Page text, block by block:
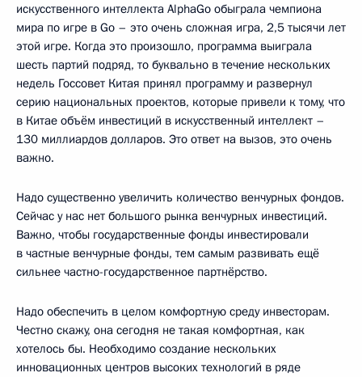
искусственного интеллекта AlphaGo обыграла чемпиона
мира по игре в Go – это очень сложная игра, 2,5 тысячи лет
этой игре. Когда это произошло, программа выиграла
шесть партий подряд, то буквально в течение нескольких
недель Госсовет Китая принял программу и развернул
серию национальных проектов, которые привели к тому, что
в Китае объём инвестиций в искусственный интеллект –
130 миллиардов долларов. Это ответ на вызов, это очень
важно.
Надо существенно увеличить количество венчурных фондов.
Сейчас у нас нет большого рынка венчурных инвестиций.
Важно, чтобы государственные фонды инвестировали
в частные венчурные фонды, тем самым развивать ещё
сильнее частно-государственное партнёрство.
Надо обеспечить в целом комфортную среду инвесторам.
Честно скажу, она сегодня не такая комфортная, как
хотелось бы. Необходимо создание нескольких
инновационных центров высоких технологий в ряде